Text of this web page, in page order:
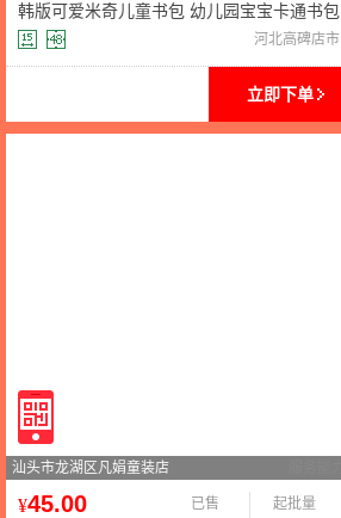
韩版可爱米奇儿童书包 幼儿园宝宝卡通书包
女童蝴蝶结男孩背包
河北高碑店市
立即下单
汕头市龙湖区凡娟童装店
¥45.00
已售
起批量